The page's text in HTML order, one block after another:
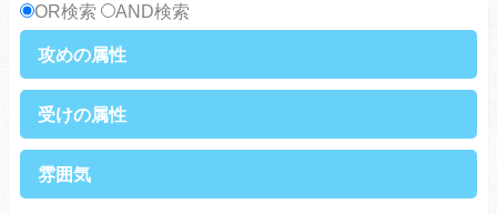
浮気・不倫
OR検索
AND検索
攻めの属性
俺様攻め
硬派攻め
天然攻め
ノンケ攻め
黒髪攻め
年下攻め
受けの属性
ノンケ受け
雰囲気